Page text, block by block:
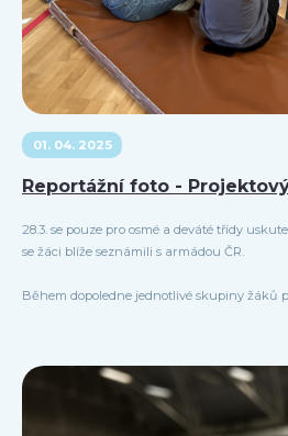
01. 04. 2025
Reportážní foto -
28.3. se pouze pro osmé a deváté třídy
se žáci blíže seznámili s armádou ČR.
Během dopoledne jednotlivé skupiny žáků